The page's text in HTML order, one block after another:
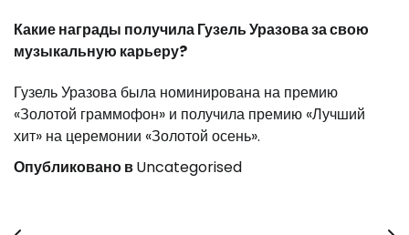
Какие награды получила Гузель Уразова за свою
музыкальную карьеру?
Гузель Уразова была номинирована на премию
«Золотой граммофон» и получила премию «Лучший
хит» на церемонии «Золотой осень».
Опубликовано вUncategorised